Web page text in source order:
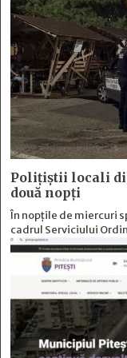
Polițiștii locali
două nopți
În nopțile de miercuri
cadrul Serviciului